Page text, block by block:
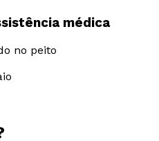
médica
no peito